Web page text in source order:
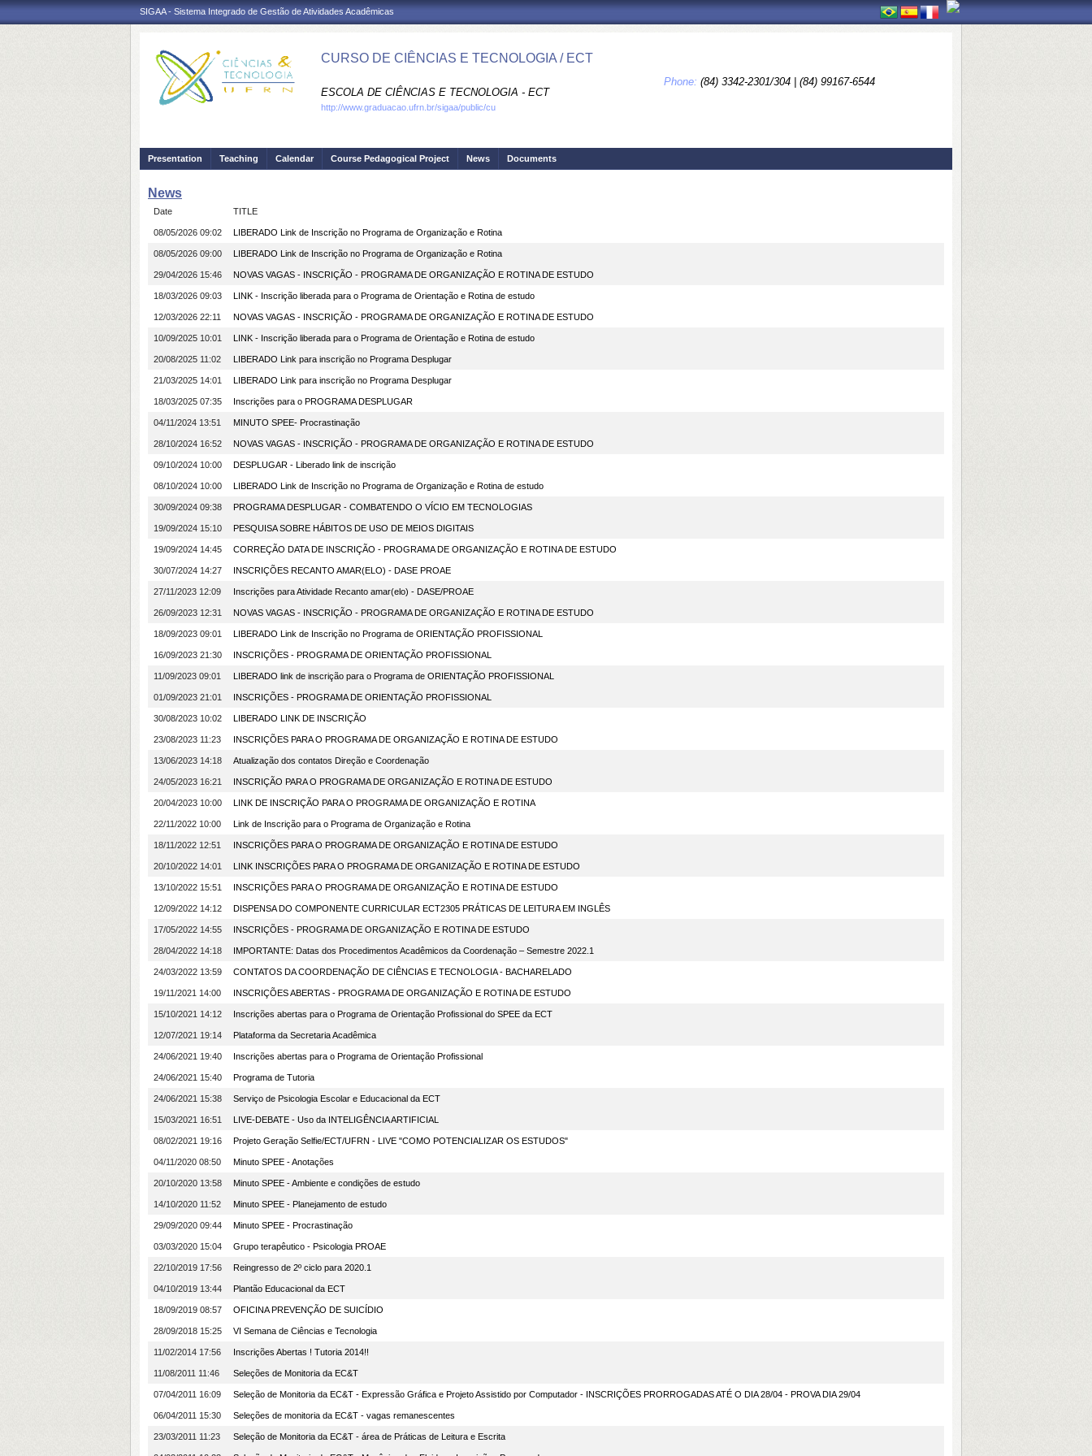
SIGAA - Sistema Integrado de Gestão de Atividades Acadêmicas
CURSO DE CIÊNCIAS E TECNOLOGIA / ECT
ESCOLA DE CIÊNCIAS E TECNOLOGIA - ECT
Phone: (84) 3342-2301/304 | (84) 99167-6544
http://www.graduacao.ufrn.br/sigaa/public/cu
Presentation Teaching Calendar Course Pedagogical Project News Documents
News
Date TITLE
08/05/2026 09:02 LIBERADO Link de Inscrição no Programa de Organização e Rotina
08/05/2026 09:00 LIBERADO Link de Inscrição no Programa de Organização e Rotina
29/04/2026 15:46 NOVAS VAGAS - INSCRIÇÃO - PROGRAMA DE ORGANIZAÇÃO E ROTINA DE ESTUDO
18/03/2026 09:03 LINK - Inscrição liberada para o Programa de Orientação e Rotina de estudo
12/03/2026 22:11 NOVAS VAGAS - INSCRIÇÃO - PROGRAMA DE ORGANIZAÇÃO E ROTINA DE ESTUDO
10/09/2025 10:01 LINK - Inscrição liberada para o Programa de Orientação e Rotina de estudo
20/08/2025 11:02 LIBERADO Link para inscrição no Programa Desplugar
21/03/2025 14:01 LIBERADO Link para inscrição no Programa Desplugar
18/03/2025 07:35 Inscrições para o PROGRAMA DESPLUGAR
04/11/2024 13:51 MINUTO SPEE- Procrastinação
28/10/2024 16:52 NOVAS VAGAS - INSCRIÇÃO - PROGRAMA DE ORGANIZAÇÃO E ROTINA DE ESTUDO
09/10/2024 10:00 DESPLUGAR - Liberado link de inscrição
08/10/2024 10:00 LIBERADO Link de Inscrição no Programa de Organização e Rotina de estudo
30/09/2024 09:38 PROGRAMA DESPLUGAR - COMBATENDO O VÍCIO EM TECNOLOGIAS
19/09/2024 15:10 PESQUISA SOBRE HÁBITOS DE USO DE MEIOS DIGITAIS
19/09/2024 14:45 CORREÇÃO DATA DE INSCRIÇÃO - PROGRAMA DE ORGANIZAÇÃO E ROTINA DE ESTUDO
30/07/2024 14:27 INSCRIÇÕES RECANTO AMAR(ELO) - DASE PROAE
27/11/2023 12:09 Inscrições para Atividade Recanto amar(elo) - DASE/PROAE
26/09/2023 12:31 NOVAS VAGAS - INSCRIÇÃO - PROGRAMA DE ORGANIZAÇÃO E ROTINA DE ESTUDO
18/09/2023 09:01 LIBERADO Link de Inscrição no Programa de ORIENTAÇÃO PROFISSIONAL
16/09/2023 21:30 INSCRIÇÕES - PROGRAMA DE ORIENTAÇÃO PROFISSIONAL
11/09/2023 09:01 LIBERADO link de inscrição para o Programa de ORIENTAÇÃO PROFISSIONAL
01/09/2023 21:01 INSCRIÇÕES - PROGRAMA DE ORIENTAÇÃO PROFISSIONAL
30/08/2023 10:02 LIBERADO LINK DE INSCRIÇÃO
23/08/2023 11:23 INSCRIÇÕES PARA O PROGRAMA DE ORGANIZAÇÃO E ROTINA DE ESTUDO
13/06/2023 14:18 Atualização dos contatos Direção e Coordenação
24/05/2023 16:21 INSCRIÇÃO PARA O PROGRAMA DE ORGANIZAÇÃO E ROTINA DE ESTUDO
20/04/2023 10:00 LINK DE INSCRIÇÃO PARA O PROGRAMA DE ORGANIZAÇÃO E ROTINA
22/11/2022 10:00 Link de Inscrição para o Programa de Organização e Rotina
18/11/2022 12:51 INSCRIÇÕES PARA O PROGRAMA DE ORGANIZAÇÃO E ROTINA DE ESTUDO
20/10/2022 14:01 LINK INSCRIÇÕES PARA O PROGRAMA DE ORGANIZAÇÃO E ROTINA DE ESTUDO
13/10/2022 15:51 INSCRIÇÕES PARA O PROGRAMA DE ORGANIZAÇÃO E ROTINA DE ESTUDO
12/09/2022 14:12 DISPENSA DO COMPONENTE CURRICULAR ECT2305 PRÁTICAS DE LEITURA EM INGLÊS
17/05/2022 14:55 INSCRIÇÕES - PROGRAMA DE ORGANIZAÇÃO E ROTINA DE ESTUDO
28/04/2022 14:18 IMPORTANTE: Datas dos Procedimentos Acadêmicos da Coordenação – Semestre 2022.1
24/03/2022 13:59 CONTATOS DA COORDENAÇÃO DE CIÊNCIAS E TECNOLOGIA - BACHARELADO
19/11/2021 14:00 INSCRIÇÕES ABERTAS - PROGRAMA DE ORGANIZAÇÃO E ROTINA DE ESTUDO
15/10/2021 14:12 Inscrições abertas para o Programa de Orientação Profissional do SPEE da ECT
12/07/2021 19:14 Plataforma da Secretaria Acadêmica
24/06/2021 19:40 Inscrições abertas para o Programa de Orientação Profissional
24/06/2021 15:40 Programa de Tutoria
24/06/2021 15:38 Serviço de Psicologia Escolar e Educacional da ECT
15/03/2021 16:51 LIVE-DEBATE - Uso da INTELIGÊNCIA ARTIFICIAL
08/02/2021 19:16 Projeto Geração Selfie/ECT/UFRN - LIVE "COMO POTENCIALIZAR OS ESTUDOS"
04/11/2020 08:50 Minuto SPEE - Anotações
20/10/2020 13:58 Minuto SPEE - Ambiente e condições de estudo
14/10/2020 11:52 Minuto SPEE - Planejamento de estudo
29/09/2020 09:44 Minuto SPEE - Procrastinação
03/03/2020 15:04 Grupo terapêutico - Psicologia PROAE
22/10/2019 17:56 Reingresso de 2º ciclo para 2020.1
04/10/2019 13:44 Plantão Educacional da ECT
18/09/2019 08:57 OFICINA PREVENÇÃO DE SUICÍDIO
28/09/2018 15:25 VI Semana de Ciências e Tecnologia
11/02/2014 17:56 Inscrições Abertas ! Tutoria 2014!!
11/08/2011 11:46 Seleções de Monitoria da EC&T
07/04/2011 16:09 Seleção de Monitoria da EC&T - Expressão Gráfica e Projeto Assistido por Computador - INSCRIÇÕES PRORROGADAS ATÉ O DIA 28/04 - PROVA DIA 29/04
06/04/2011 15:30 Seleções de monitoria da EC&T - vagas remanescentes
23/03/2011 11:23 Seleção de Monitoria da EC&T - área de Práticas de Leitura e Escrita